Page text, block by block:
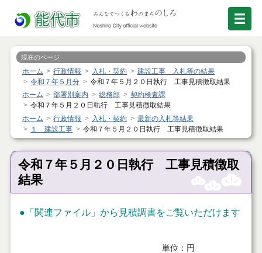
現在のページ
ホーム 行政情報 入札・契約
建設工事 入札等の結果
令和７年５月分
令和７年５月２０日執行 工事見積徴取結果
ホーム
部署別案内 総務部
契約検査課
令和７年５月２０日執行 工事見積徴取結果
ホーム
行政情報 入札・契約
最新の入札等結果
１ 建設工事
令和７年５月２０日執行 工事見積徴取結果
令和７年５月２０日執行 工事見積徴取
結果
●「関連ファイル」から見積調書をご覧いただけます
単位：円